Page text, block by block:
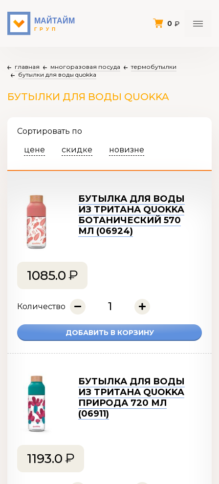
0
главная многоразовая посуда
термобутылки
бутылки для воды quokka
БУТЫЛКИ ДЛЯ ВОДЫ QUOKKA
Сортировать по
цене
скидке новизне
БУТЫЛКА ДЛЯ ВОДЫ
ИЗ ТРИТАНА QUOKKA
БОТАНИЧЕСКИЙ 570
МЛ (06924)
1085.0
Количество
ДОБАВИТЬ В КОРЗИНУ
БУТЫЛКА ДЛЯ ВОДЫ
ИЗ ТРИТАНА QUOKKA
ПРИРОДА 720 МЛ
(06911)
1193.0